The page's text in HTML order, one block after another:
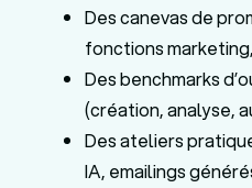
Des canevas de
fonctions marketing,
Des benchmarks
(création, analyse,
Des ateliers
IA, emailings